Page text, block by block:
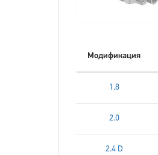
Модификация
1.8
2.0
2.4 D